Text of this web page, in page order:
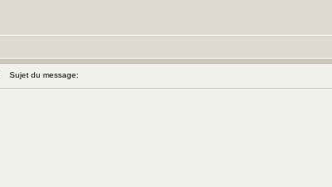
Sujet du message: